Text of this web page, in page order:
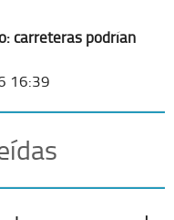
carreteras podrían
16:39